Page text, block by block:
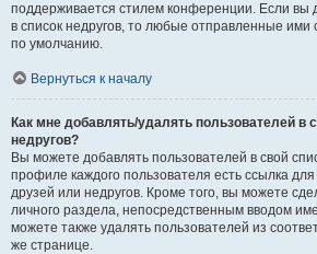
поддерживается стилем конференции. Если вы
в список недругов, то любые отправленные
по умолчанию.
Вернуться к началу
Как мне добавлять/удалять пользователей в
недругов?
Вы можете добавлять пользователей в свой
профиле каждого пользователя есть ссылка
друзей или недругов. Кроме того, вы можете
личного раздела, непосредственным вводом
можете также удалять пользователей из
же странице.